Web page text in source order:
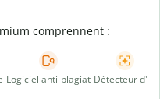
comprennent :
Logiciel anti-plagiat Détecteur d'IA